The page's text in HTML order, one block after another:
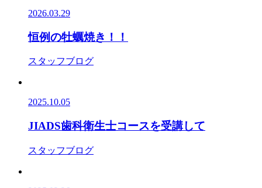
2026.03.29
恒例の牡蠣焼き！！
スタッフブログ
2025.10.05
JIADS歯科衛生士コースを受講して
スタッフブログ